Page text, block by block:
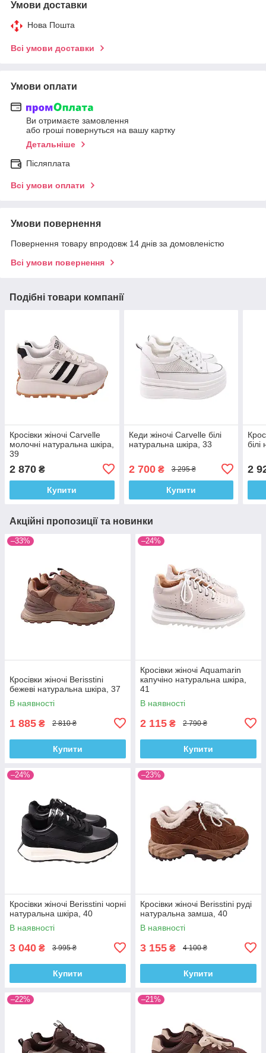
Умови доставки
Нова Пошта
Всі умови доставки
Умови оплати
Ви отримаєте замовлення
або гроші повернуться на вашу картку
Детальніше
Післяплата
Всі умови оплати
Умови повернення
Повернення товару впродовж 14 днів за домовленістю
Всі умови повернення
Подібні товари компанії
Кросівки жіночі Carvelle
молочні натуральна шкіра,
39
2 870 ₴
Купити
Кеди жіночі Carvelle білі
натуральна шкіра, 33
2 700₴ 3 295 ₴
Купити
2
Акційні пропозиції та новинки
–33%
Кросівки жіночі Berisstini
бежеві натуральна шкіра, 37
В наявності
1 885 ₴ 2 810 ₴
Купити
–24%
Кросівки жіночі Aquamarin
капучіно натуральна шкіра,
41
В наявності
2 115 ₴ 2 790 ₴
Купити
–24%
Кросівки жіночі Berisstini чорні
натуральна шкіра, 40
В наявності
3 040 ₴ 3 995 ₴
Купити
–23%
Кросівки жіночі Berisstini руді
натуральна замша, 40
В наявності
3 155 ₴ 4 100 ₴
Купити
–22% –21%